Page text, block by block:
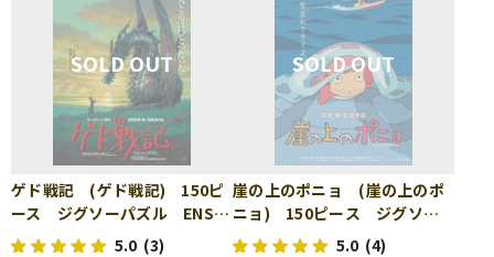
ゲド戦記 (ゲド戦記) 150ピ
ース ジグソーパズル ENS-
150-G40
5.0 (3)
崖の上のポニョ (崖の上のポ
ニョ) 150ピース ジグソー
パズル ENS-150-G41
5.0 (4)